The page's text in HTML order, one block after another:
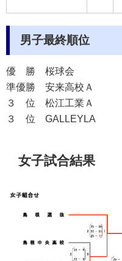
男子最終順位
優 勝 桜球会
準優勝 安来高校Ａ
３ 位 松江工業Ａ
３ 位 GALLEYLA
女子試合結果